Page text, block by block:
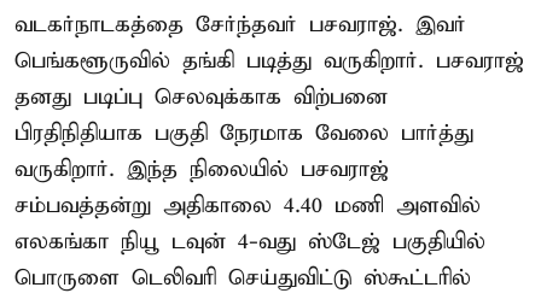
வடகர்நாடகத்தை சேர்ந்தவர் பசவராஜ். இவர்
பெங்களூருவில் தங்கி படித்து வருகிறார். பசவராஜ்
தனது படிப்பு செலவுக்காக விற்பனை
பிரதிநிதியாக பகுதி நேரமாக வேலை பார்த்து
வருகிறார். இந்த நிலையில் பசவராஜ்
சம்பவத்தன்று அதிகாலை 4.40 மணி அளவில்
எலகங்கா நியூ டவுன் 4-வது ஸ்டேஜ் பகுதியில்
பொருளை டெலிவரி செய்துவிட்டு ஸ்கூட்டரில்